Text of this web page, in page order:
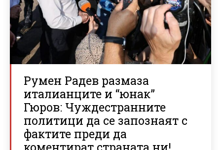
Румен Радев размаза
италианците и “юнак”
Гюров: Чуждестранните
политици да се запознаят с
фактите преди да
коментират страната ни!